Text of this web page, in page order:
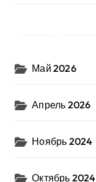
Май 2026
Апрель 2026
Ноябрь 2024
Октябрь 2024